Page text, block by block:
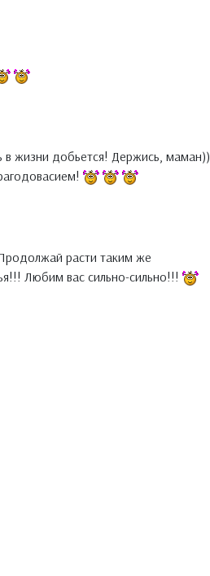
в жизни добьется! Держись, маман))
расти таким же
Любим вас сильно-сильно!!!